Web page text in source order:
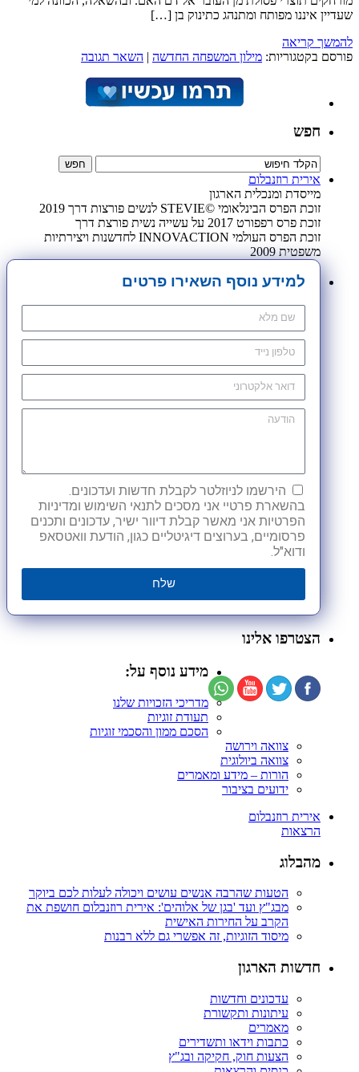
שעדיין איננו מפותח ומתנהג כתינוק בן […]
להמשך קריאה
פורסם בקטגוריות: מילון המשפחה החדשה | השאר תגובה
חפש
אירית רוזנבלום
מייסדת ומנכלית הארגון
זוכת הפרס הבינלאומי ©STEVIE לנשים פורצות דרך 2019
זוכת פרס רפפורט 2017 על עשייה נשית פורצת דרך
זוכת הפרס העולמי INNOVACTION לחדשנות ויצירתיות
משפטית 2009
למידע נוסף השאירו פרטים
הירשמו לניוזלטר לקבלת חדשות ועדכונים.
בהשארת פרטיי אני מסכים לתנאי השימוש ומדיניות
הפרטיות אני מאשר קבלת דיוור ישיר, עדכונים ותכנים
פרסומיים, בערוצים דיגיטליים כגון, הודעת וואטסאפ
ודוא"ל.
שלח
הצטרפו אלינו
מידע נוסף על:
מדריכי הזכויות שלנו
תעודת זוגיות
הסכם ממון והסכמי זוגיות
צוואה וירושה
צוואה ביולוגית
הורות – מידע ומאמרים
ידועים בציבור
אירית רוזנבלום
הרצאות
מהבלוג
הטעות שהרבה אנשים עושים ויכולה לעלות לכם ביוקר
מבג"ץ ועד 'בגן של אלוהים': אירית רוזנבלום חושפת את
הקרב על החירות האישית
מיסוד הזוגיות, זה אפשרי גם ללא רבנות
חדשות הארגון
עדכונים וחדשות
עיתונות ותקשורת
מאמרים
כתבות וידאו ותשדירים
הצעות חוק, חקיקה ובג"ץ